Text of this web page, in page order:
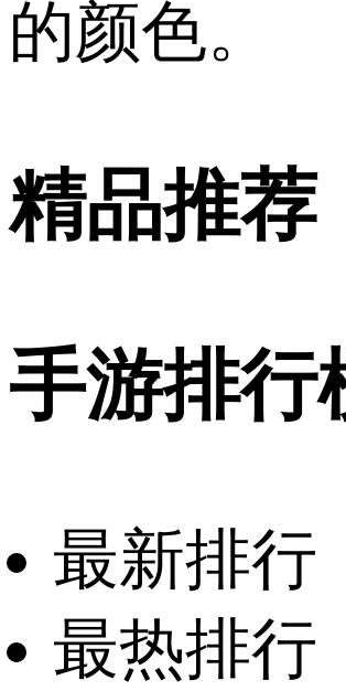
的颜色。
精品推荐
手游排行
最新排行
最热排行